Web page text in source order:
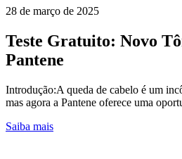
28 de março de 2025
Teste Gratuito: Novo
Pantene
Introdução:A queda de cabelo é um
mas agora a Pantene oferece uma
Saiba mais